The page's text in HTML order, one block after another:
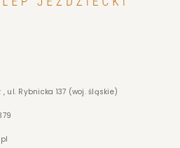
ul. Rybnicka 137 (woj. śląskie)